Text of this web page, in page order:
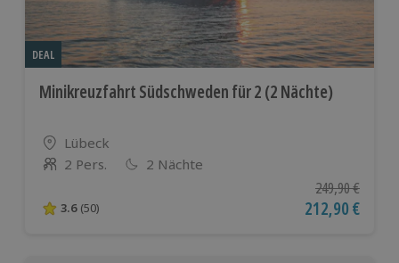
DEAL
Minikreuzfahrt Südschweden für 2 (2 Nächte)
Standort
Lübeck
Anzahl der Teilnehmer
2 Pers. 2 Nächte
3.6 von 5 Sternen basierend auf 50 Bewertungen
3.6 (50)
Ursprünglicher
249,90 €
Aktueller Preis
212,90 €